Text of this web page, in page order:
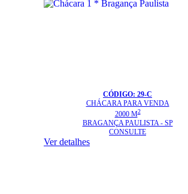
CÓDIGO: 29-C
CHÁCARAPARA VENDA
2000 M2
BRAGANÇA PAULISTA - SP
CONSULTE
Ver detalhes